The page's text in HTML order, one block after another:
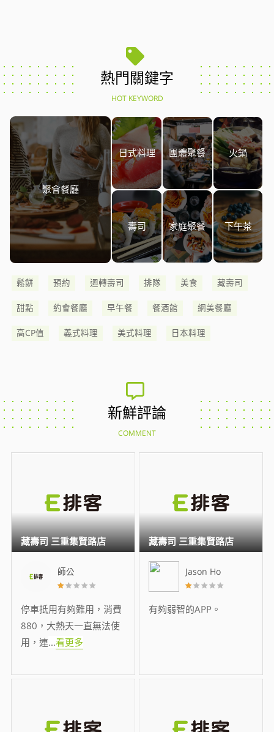
熱門關鍵字
HOT KEYWORD
聚會餐廳
日式料理 團體聚餐 火鍋
壽司 家庭聚餐 下午茶
鬆餅 預約 迴轉壽司 排隊 美食 藏壽司
甜點 約會餐廳 早午餐 餐酒館 網美餐廳
高CP值 義式料理 美式料理 日本料理
新鮮評論
COMMENT
師公
停車抵用有夠難用，消費
880，大熱天一直無法使
用，連...看更多
藏壽司 三重集賢路店
Jason Ho
有夠弱智的APP。
藏壽司 三重集賢路店